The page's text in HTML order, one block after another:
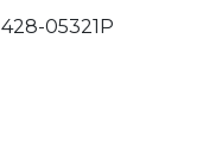
428-05321P